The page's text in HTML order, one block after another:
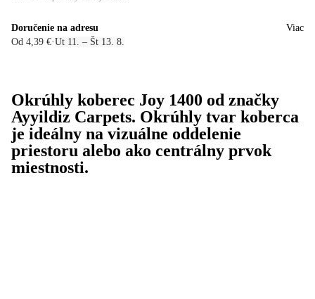
Doručenie na adresu
Od 4,39 €·Ut 11. – Št 13. 8.
Viac
Okrúhly koberec Joy 1400 od značky
Ayyildiz Carpets. Okrúhly tvar koberca
je ideálny na vizuálne oddelenie
priestoru alebo ako centrálny prvok
miestnosti.